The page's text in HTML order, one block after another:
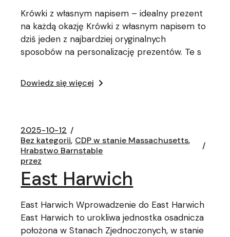
Krówki z własnym napisem – idealny prezent
na każdą okazję Krówki z własnym napisem to
dziś jeden z najbardziej oryginalnych
sposobów na personalizację prezentów. Te s
Dowiedz się więcej
2025-10-12
Bez kategorii CDP w stanie Massachusetts
Hrabstwo Barnstable
przez
East Harwich
East Harwich Wprowadzenie do East Harwich
East Harwich to urokliwa jednostka osadnicza
położona w Stanach Zjednoczonych, w stanie